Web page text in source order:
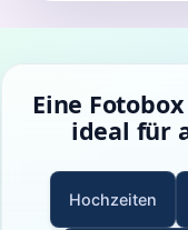
Eine
ideal für
Hochzeiten